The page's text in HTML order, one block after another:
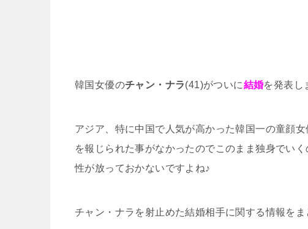
韓国女優のチャン・ナラ(41)がついに結婚を発表し
アジア、特に中国で人気が高かった韓国一の童顔
を報じられた事がなかったのでこのまま独身でい
性が放っておかないですよね♪
チャン・ナラを射止めた結婚相手に関する情報をま